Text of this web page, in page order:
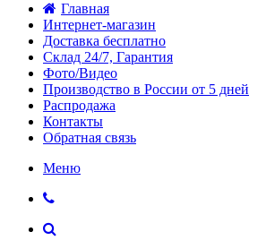
Главная
Интернет-магазин
Доставка бесплатно
Склад 24/7, Гарантия
Фото/Видео
Производство в России от 5 дней
Распродажа
Контакты
Обратная связь
Меню